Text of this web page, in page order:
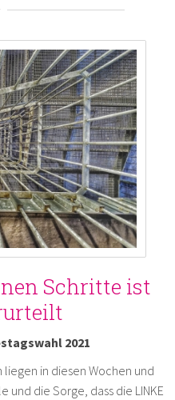
Schritte ist
2021
in diesen Wochen und
die Sorge, dass die LINKE